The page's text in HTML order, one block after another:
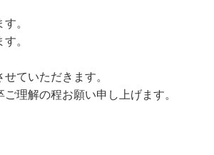
。
。
ていただきます。
理解の程お願い申し上げます。